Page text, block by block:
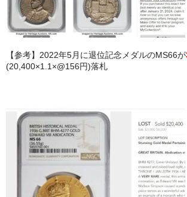
【参考】2022年5月に退位記念メダルのMS66が
(20,400×1.1×@156円)落札